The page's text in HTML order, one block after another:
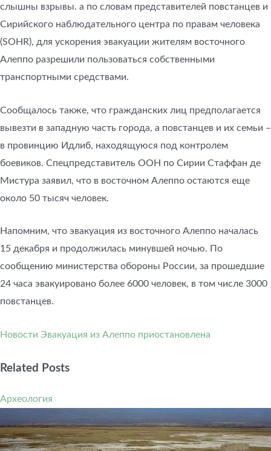
слышны взрывы. а по словам представителей повстанцев и
Сирийского наблюдательного центра по правам человека
(SOHR), для ускорения эвакуации жителям восточного
Алеппо разрешили пользоваться собственными
транспортными средствами.
Сообщалось также, что гражданских лиц предполагается
вывезти в западную часть города, а повстанцев и их семьи –
в провинцию Идлиб, находящуюся под контролем
боевиков. Спецпредставитель ООН по Сирии Стаффан де
Мистура заявил, что в восточном Алеппо остаются еще
около 50 тысяч человек.
Напомним, что эвакуация из восточного Алеппо началась
15 декабря и продолжилась минувшей ночью. По
сообщению министерства обороны России, за прошедшие
24 часа эвакуировано более 6000 человек, в том числе 3000
повстанцев.
Новости Эвакуация из Алеппо приостановлена
Related Posts
Археология